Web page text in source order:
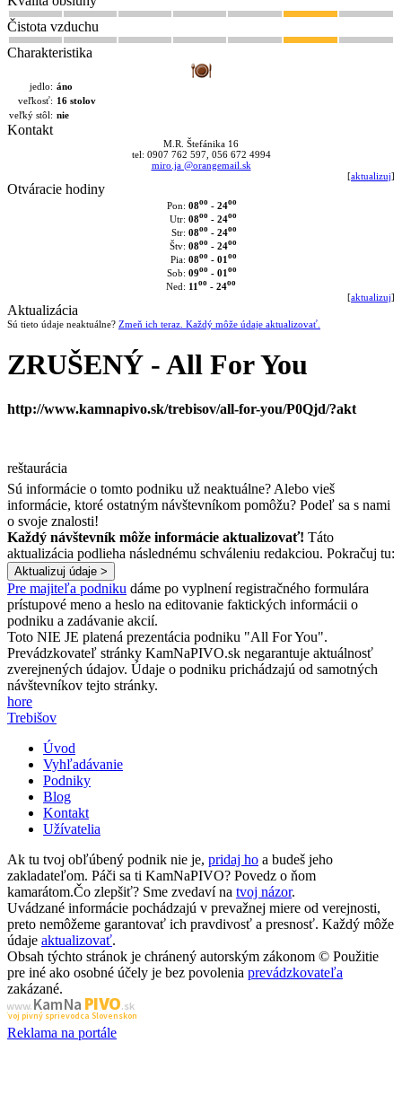
Čistota vzduchu
Charakteristika
jedlo: áno
veľkosť: 16 stolov
veľký stôl: nie
Kontakt
M.R. Štefánika 16
tel: 0907 762 597, 056 672 4994
miro.ja @orangemail.sk
[aktualizuj]
Otváracie hodiny
Pon: 08oo- 24oo
Utr: 08oo- 24oo
Str: 08oo- 24oo
Štv: 08oo- 24oo
Pia: 08oo- 01 oo
Sob: 09oo- 01 oo
Ned: 11 oo- 24oo
[aktualizuj]
Aktualizácia
Sú tieto údaje neaktuálne? Zmeň ich teraz. Každý môže údaje aktualizovať.
ZRUŠENÝ - All For You
http://www.kamnapivo.sk/trebisov/all-for-you/P0Qjd/?akt
reštaurácia
Sú informácie o tomto podniku už neaktuálne? Alebo vieš
informácie, ktoré ostatným návštevníkom pomôžu? Podeľ sa s nami
o svoje znalosti!
Každý návštevník môže informácie aktualizovať! Táto
aktualizácia podlieha následnému schváleniu redakciou. Pokračuj tu:
Pre majiteľa podniku dáme po vyplnení registračného formulára
prístupové meno a heslo na editovanie faktických informácii o
podniku a zadávanie akcií.
Toto NIE JE platená prezentácia podniku "All For You".
Prevádzkovateľ stránky KamNaPIVO.sk negarantuje aktuálnosť
zverejnených údajov. Údaje o podniku prichádzajú od samotných
návštevníkov tejto stránky.
hore
Trebišov
Úvod
Vyhľadávanie
Podniky
Blog
Kontakt
Užívatelia
Ak tu tvoj obľúbený podnik nie je, pridaj ho a budeš jeho
zakladateľom. Páči sa ti KamNaPIVO? Povedz o ňom
kamarátom.Čo zlepšiť? Sme zvedaví na tvoj názor.
Uvádzané informácie pochádzajú v prevažnej miere od verejnosti,
preto nemôžeme garantovať ich pravdivosť a presnosť. Každý môže
údaje aktualizovať.
Obsah týchto stránok je chránený autorským zákonom © Použitie
pre iné ako osobné účely je bez povolenia prevádzkovateľa
zakázané.
www.Kam Na PIVO.sk
Tvoj pivný sprievodca Slovenskom
Reklama na portále